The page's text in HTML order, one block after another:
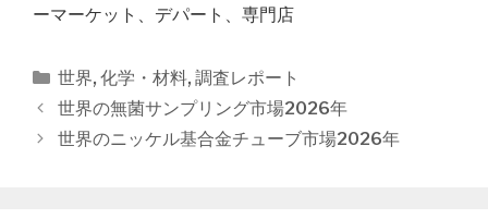
ーマーケット、デパート、専門店
カ
テ
ゴ
世界, 化学・材料, 調査レポート
投
稿
世界の無菌サンプリング市場2026年
世界のニッケル基合金チューブ市場2026年